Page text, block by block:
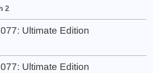
2
Ultimate Edition
Ultimate Edition